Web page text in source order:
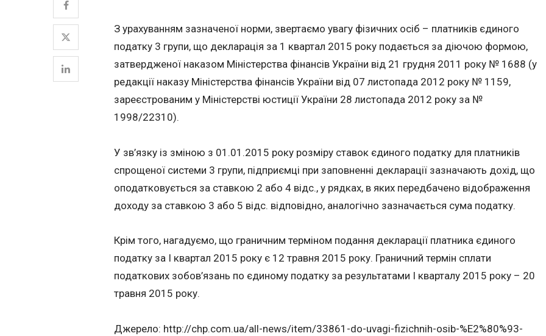
З урахуванням зазначеної норми, звертаємо увагу фізичних осіб – платників єдиного
податку 3 групи, що декларація за 1 квартал 2015 року подається за діючою формою,
затвердженої наказом Міністерства фінансів України від 21 грудня 2011 року № 1688 (у
редакції наказу Міністерства фінансів України від 07 листопада 2012 року № 1159,
зареєстрованим у Міністерстві юстиції України 28 листопада 2012 року за №
1998/22310).
У зв’язку із зміною з 01.01.2015 року розміру ставок єдиного податку для платників
спрощеної системи 3 групи, підприємці при заповненні декларації зазначають дохід, що
оподатковується за ставкою 2 або 4 відс., у рядках, в яких передбачено відображення
доходу за ставкою 3 або 5 відс. відповідно, аналогічно зазначається сума податку.
Крім того, нагадуємо, що граничним терміном подання декларації платника єдиного
податку за І квартал 2015 року є 12 травня 2015 року. Граничний термін сплати
податкових зобов’язань по єдиному податку за результатами І кварталу 2015 року – 20
травня 2015 року.
Джерело: http://chp.com.ua/all-news/item/33861-do-uvagi-fizichnih-osib-%E2%80%93-